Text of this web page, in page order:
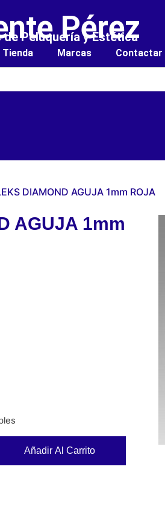
Pérez
Peluquería y Estética
Tienda Marcas Contactar
DIAMOND AGUJA 1mm ROJA
AGUJA 1mm
Añadir Al Carrito